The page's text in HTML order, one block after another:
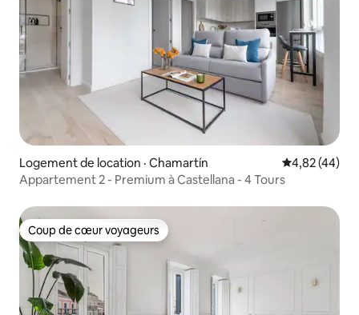
Logement de location · Chamartín Note
4,82 (44)
Appartement 2 - Premium à Castellana - 4 Tours
Coup de cœur voyageurs
Coup de cœur voyageurs